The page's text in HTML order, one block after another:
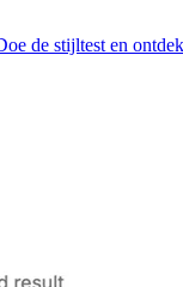
de stijltest en